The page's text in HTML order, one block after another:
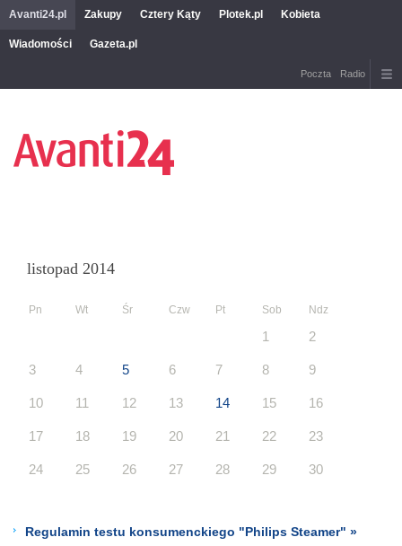
Avanti24.pl Zakupy Cztery Kąty Plotek.pl Kobieta
Wiadomości Gazeta.pl
Poczta Radio
listopad 2014
Pn Wt Śr Czw Pt Sob Ndz
1 2
3 4 5 6 7 8 9
10 11 12 13 14 15 16
17 18 19 20 21 22 23
24 25 26 27 28 29 30
Regulamin testu konsumenckiego "Philips Steamer" »